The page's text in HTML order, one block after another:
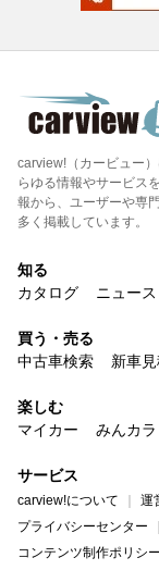
carview!（カービュー
らゆる情報やサービス
報から、ユーザーや専
多く掲載しています。
知る
カタログ
ニュース
買う・売る
中古車検索
新車見
楽しむ
マイカー
みんカラ
サービス
carview!について 運
プライバシーセンター
コンテンツ制作ポリシー